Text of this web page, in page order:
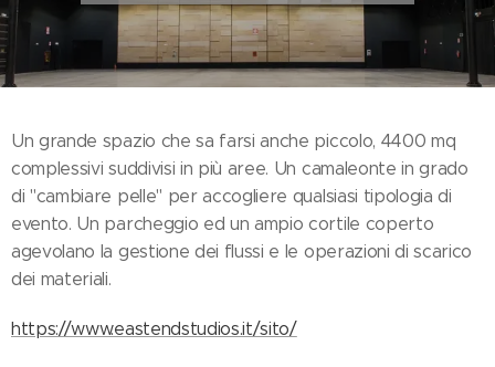
Un grande spazio che sa farsi anche piccolo, 4400 mq
complessivi suddivisi in più aree. Un camaleonte in grado
di "cambiare pelle" per accogliere qualsiasi tipologia di
evento. Un parcheggio ed un ampio cortile coperto
agevolano la gestione dei flussi e le operazioni di scarico
dei materiali.
https://www.eastendstudios.it/sito/